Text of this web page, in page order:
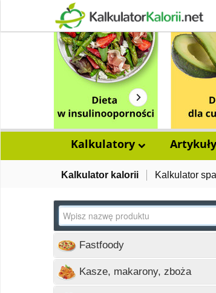
Kalkulatory Artykuły
Kalkulator kalorii Kalkulator
Fastfoody
Wczytywanie
Kasze, makarony, zboża